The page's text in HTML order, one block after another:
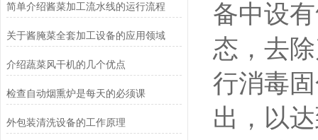
简单介绍酱菜加工流水线的运行流程
关于酱腌菜全套加工设备的应用领域
介绍蔬菜风干机的几个优点
检查自动烟熏炉是每天的必须课
外包装清洗设备的工作原理
备中设
态，去
行消毒
出，以